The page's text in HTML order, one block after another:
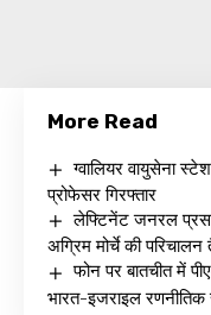
More Read
ग्वालियर वायुसेना
प्रोफेसर गिरफ्तार
लेफ्टिनेंट जनरल
अग्रिम मोर्चे की परिचालन
फोन पर बातचीत में
भारत-इजराइल रणनीतिक